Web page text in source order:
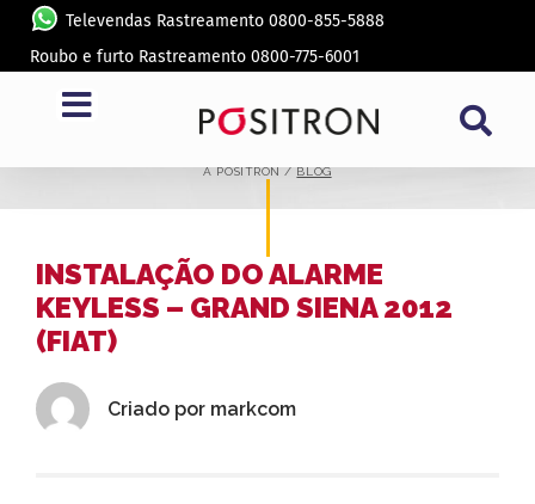
Televendas Rastreamento 0800-855-5888
Roubo e furto Rastreamento 0800-775-6001
BLOG
A PÓSITRON /BLOG
INSTALAÇÃO DO ALARME
KEYLESS – GRAND SIENA 2012
(FIAT)
Criado por markcom